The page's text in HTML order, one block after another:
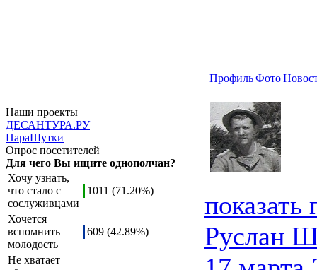
Наши проекты
ДЕСАНТУРА.РУ
ПараШутки
Опрос посетителей
Для чего Вы ищите однополчан?
Хочу узнать,
что стало с
сослуживцами
1011 (71.20%)
Хочется
вспомнить
молодость
609 (42.89%)
Не хватает
ПрофильФото
Руслан